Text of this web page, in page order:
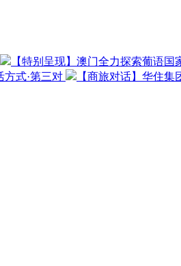
【特别呈现】澳门全力探索葡语国
方式·第三对 【商旅对话】华住